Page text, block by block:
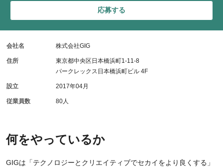
何をやっているか
GIGは「テクノロジーとクリエイティブでセカイをより良くする」
応募する
会社名 株式会社GIG
住所
東京都中央区日本橋浜町1-11-8
パークレックス日本橋浜町ビル 4F
設立 2017年04月
従業員数 80人